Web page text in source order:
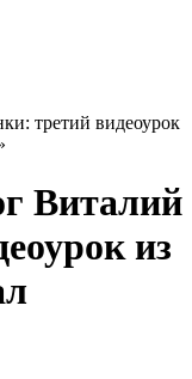
третий видеоурок
Виталий
из